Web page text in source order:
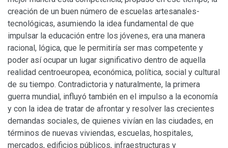
creación de un buen número de escuelas artesanales-
tecnológicas, asumiendo la idea fundamental de que
impulsar la educación entre los jóvenes, era una manera
racional, lógica, que le permitiría ser mas competente y
poder así ocupar un lugar significativo dentro de aquella
realidad centroeuropea, económica, política, social y cultural
de su tiempo. Contradictoria y naturalmente, la primera
guerra mundial, influyó también en el impulso a la economía
y con la idea de tratar de afrontar y resolver las crecientes
demandas sociales, de quienes vivían en las ciudades, en
términos de nuevas viviendas, escuelas, hospitales,
mercados, edificios públicos, infraestructuras y